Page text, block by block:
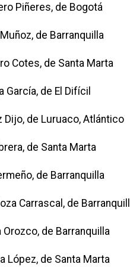
Piñeres, de Bogotá
de Barranquilla
Cotes, de Santa Marta
García, de El Difícil
Dijo, de Luruaco, Atlántico
de Santa Marta
de Barranquilla
Carrascal, de
Orozco, de Barranquilla
López, de Santa Marta